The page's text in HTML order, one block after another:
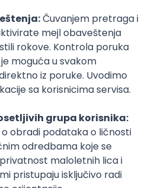
AWS Cloud
RESTful
Oauth Intermediate Senior
WEB API OOP
RESTful